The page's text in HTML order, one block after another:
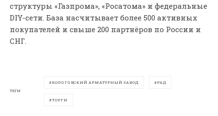
структуры «Газпрома», «Росатома» и федеральные
DIY-сети. База насчитывает более 500 активных
покупателей и свыше 200 партнёров по России и
СНГ.
ТЕГИ
БОЛОГОВСКИЙ АРМАТУРНЫЙ ЗАВОД РАД
ТОРГИ